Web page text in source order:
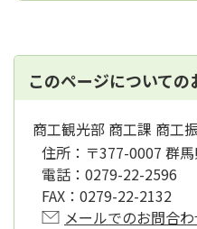
このページについての
商工観光部 商工課 商工
住所： 〒377-0007 群
電話： 0279-22-2596
FAX： 0279-22-2132
メールでのお問合